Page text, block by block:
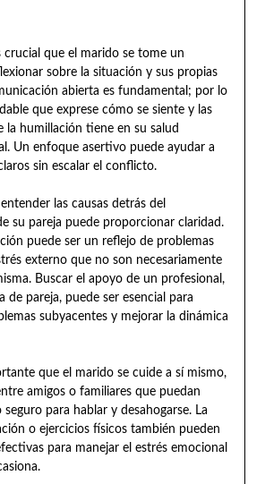
crucial que el marido se tome un
sobre la situación y sus propias
abierta es fundamental; por lo
que exprese cómo se siente y las
la humillación tiene en su salud
Un enfoque asertivo puede ayudar a
sin escalar el conflicto.
las causas detrás del
su pareja puede proporcionar claridad.
puede ser un reflejo de problemas
externo que no son necesariamente
Buscar el apoyo de un profesional,
de pareja, puede ser esencial para
subyacentes y mejorar la dinámica
que el marido se cuide a sí mismo,
amigos o familiares que puedan
para hablar y desahogarse. La
o ejercicios físicos también pueden
para manejar el estrés emocional